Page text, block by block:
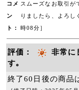
コメ
ン
ト：
スムーズなお取引が
りましたら、よろ
時08分］
評価：
非常に
す｡
終了60日後の商品